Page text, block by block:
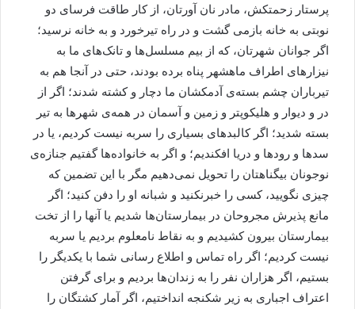
پرستار زحمتکش، مادر نان آورتان، از کار طاقت فرسای دو
نوبتی به خانه بازمی گشت و در راه تیرخورد و به خانه نرسید؛
اگر جوانان شهرتان، که از بیم مسلسل‌ها و تانک‌های ما به
نیزارهای اطراف ماهشهر پناه برده بودند، حتی در آنجا هم به
تیرباران چشم بسته‌ی آدمکشان ما دچار و کشته شدند؛ اگر از
در و دیوار و هلیکوپتر و زمین و آسمان در همه‌ی شهرها به تیر
بسته شدید؛ اگر کالبدهای بسیاری را سربه نیست کردیم، یا در
سدها و رودها و دریا افکندیم؛ و اگر به خانواده‌ها گفتیم جنازه‌ی
نوجونان بیگناهتان را تحویل نمی‌دهیم مگر با این تضمین که
چیزی نگویید، کسی را خبرنکنید و شبانه او را دفن کنید؛ اگر
مانع پذیرش مجروحان در بیمارستان‌ها شدیم یا آنها را از تخت
بیمارستان بیرون کشیدیم و به نقاط نامعلوم بردیم یا سربه
نیست کردیم؛ اگر راه تماس و اطلاع رسانی شما با یکدیگر را
بستیم، اگر هزاران نفر را به زندان‌ها بردیم و برای گرفتن
اعتراف اجباری به زیر شکنجه انداختیم، اگر آمار کشتگان را